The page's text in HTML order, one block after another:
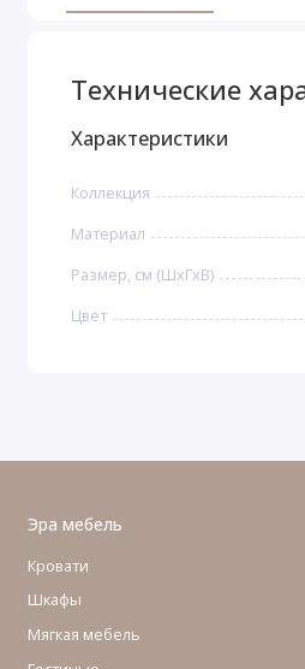
Технические
Характеристики
Коллекция
Материал
Размер, см (ШхГхВ)
Цвет
Эра мебель
Кровати
Шкафы
Мягкая мебель